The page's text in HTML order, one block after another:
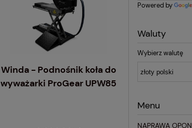
Winda - Podnośnik koła do
wyważarki ProGear UPW85
Powered by
Waluty
Wybierz walutę
Menu
NAPRAWA OPON